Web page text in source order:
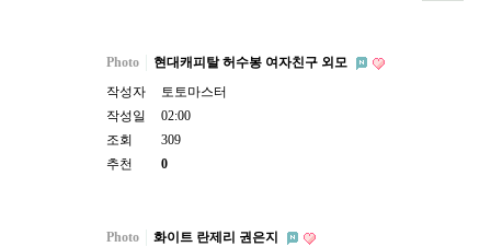
Photo
현대캐피탈 허수봉 여자친구 외모
작성자
토토마스터
작성일
02:00
조회
309
추천
0
Photo
화이트 란제리 권은지